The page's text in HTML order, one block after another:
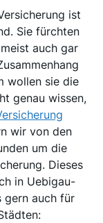
ist
Sie fürchten
auch gar
wollen sie die
genau wissen,
wir von den
um die
Dieses
in Uebigau-
gern auch für